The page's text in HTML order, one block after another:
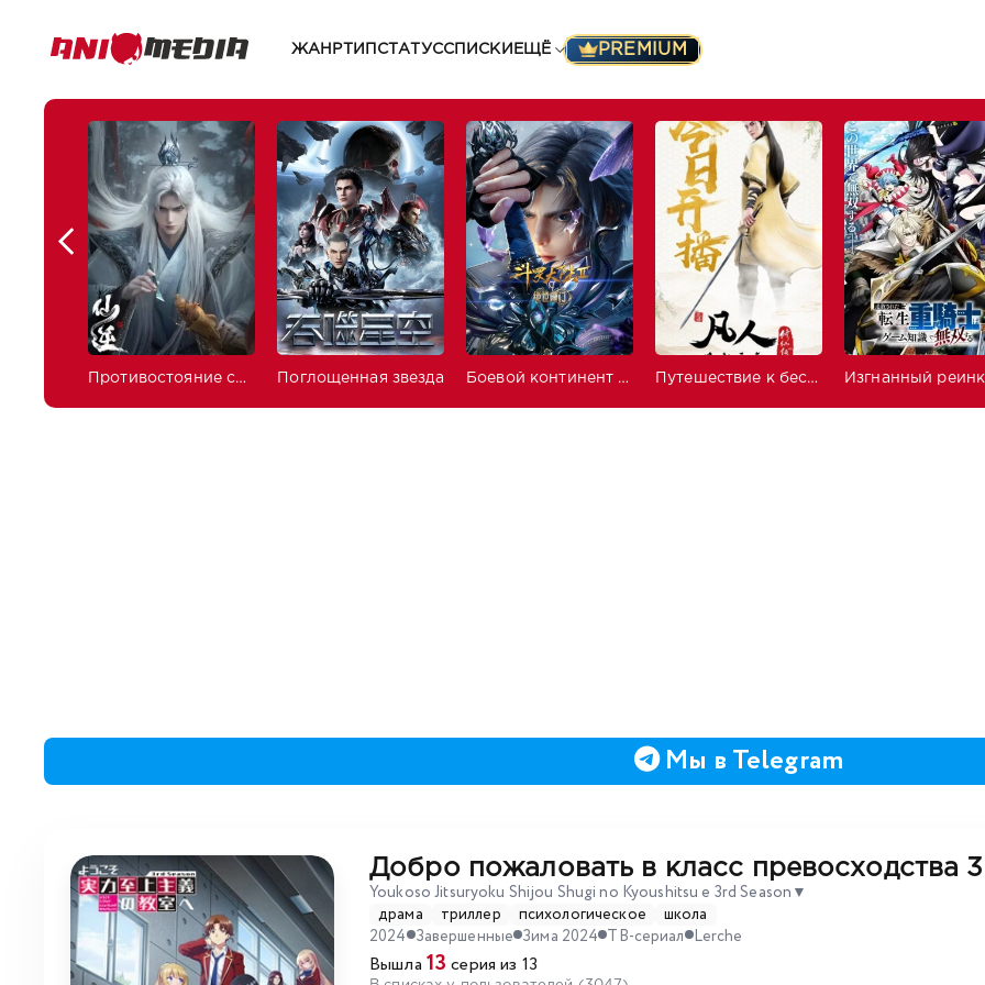
ЖАНРТИП СТАТУССПИСКИ ЕЩЁ PREMIUM
Противостояние святого Поглощенная звезда Боевой континент 2: Непревзойдённый клан Тан Путешествие к бессмертию
Мы в Telegram
Добро пожаловать в класс превосходства 3
Youkoso Jitsuryoku Shijou Shugi no Kyoushitsu e 3rd Season ▼
драма
триллер психологическое
школа
2024 Завершенные Зима 2024 ТВ-сериал Lerche
Вышла 13 серия из 13